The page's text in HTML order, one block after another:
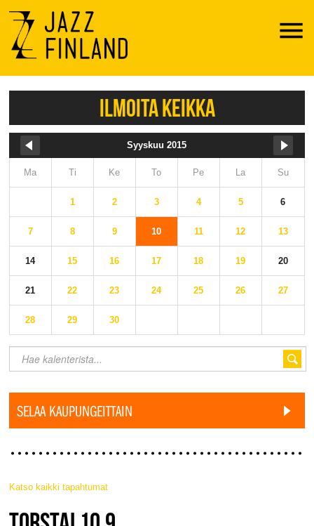
Menu
ILMOITA KEIKKA
Syyskuu 2015
Ma Ti Ke To Pe La Su
1 2 3 4 5 6
7 8 9 10 11 12 13
14 15 16 17 18 19 20
21 22 23 24 25 26 27
28 29 30
SELAA KAUPUNGEITTAIN
Katso kaikki tapahtumat